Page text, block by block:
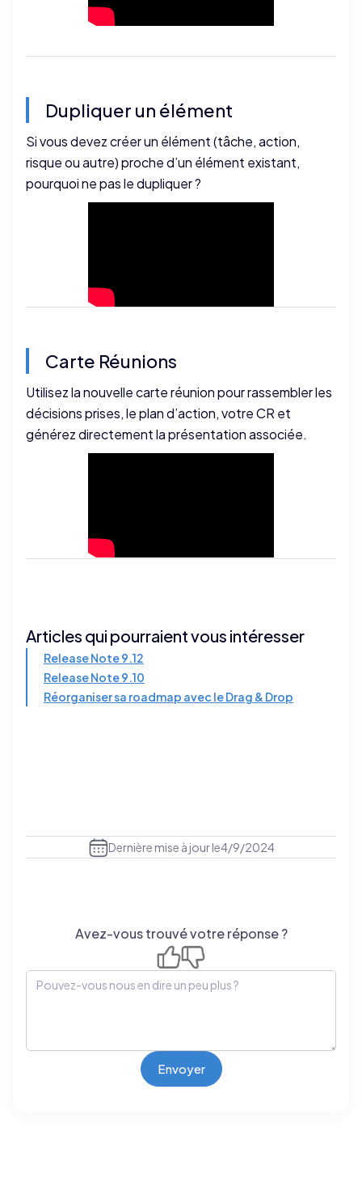
Dupliquer un élément
Si vous devez créer un élément (tâche, action,
risque ou autre) proche d’un élément existant,
pourquoi ne pas le dupliquer ?
Carte Réunions
Utilisez la nouvelle carte réunion pour rassembler les
décisions prises, le plan d’action, votre CR et
générez directement la présentation associée.
Articles qui pourraient vous intéresser
Release Note 9.12
Release Note 9.10
Réorganiser sa roadmap avec le Drag & Drop
Dernière mise à jour le4/9/2024
Avez-vous trouvé votre réponse ?